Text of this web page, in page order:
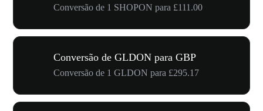
Conversão de 1 SHOPON para £111.00
Conversão de GLDON para GBP
Conversão de 1 GLDON para £295.17